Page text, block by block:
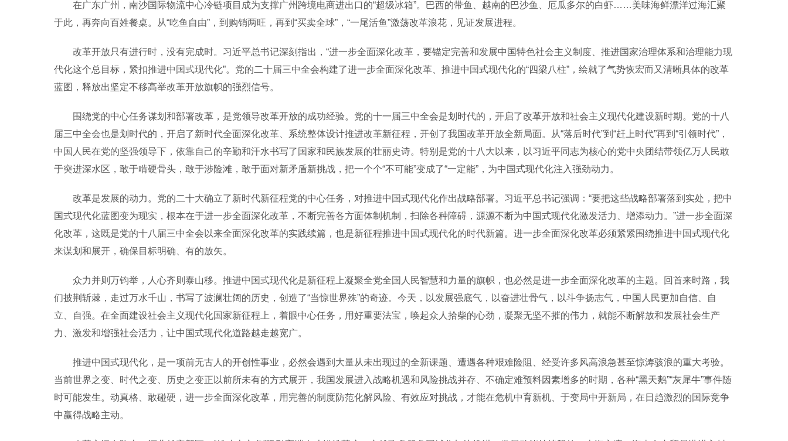
在广东广州，南沙国际物流中心冷链项目成为支撑广州跨境电商进出口的“超级冰箱”。巴西的带鱼、越南的巴沙鱼、厄瓜多尔的白虾……美味海鲜漂洋过海汇聚
于此，再奔向百姓餐桌。从“吃鱼自由”，到购销两旺，再到“买卖全球”，“一尾活鱼”激荡改革浪花，见证发展进程。
改革开放只有进行时，没有完成时。习近平总书记深刻指出，“进一步全面深化改革，要锚定完善和发展中国特色社会主义制度、推进国家治理体系和治理能力现
代化这个总目标，紧扣推进中国式现代化”。党的二十届三中全会构建了进一步全面深化改革、推进中国式现代化的“四梁八柱”，绘就了气势恢宏而又清晰具体的改革
蓝图，释放出坚定不移高举改革开放旗帜的强烈信号。
围绕党的中心任务谋划和部署改革，是党领导改革开放的成功经验。党的十一届三中全会是划时代的，开启了改革开放和社会主义现代化建设新时期。党的十八
届三中全会也是划时代的，开启了新时代全面深化改革、系统整体设计推进改革新征程，开创了我国改革开放全新局面。从“落后时代”到“赶上时代”再到“引领时代”，
中国人民在党的坚强领导下，依靠自己的辛勤和汗水书写了国家和民族发展的壮丽史诗。特别是党的十八大以来，以习近平同志为核心的党中央团结带领亿万人民敢
于突进深水区，敢于啃硬骨头，敢于涉险滩，敢于面对新矛盾新挑战，把一个个“不可能”变成了“一定能”，为中国式现代化注入强劲动力。
改革是发展的动力。党的二十大确立了新时代新征程党的中心任务，对推进中国式现代化作出战略部署。习近平总书记强调：“要把这些战略部署落到实处，把中
国式现代化蓝图变为现实，根本在于进一步全面深化改革，不断完善各方面体制机制，扫除各种障碍，源源不断为中国式现代化激发活力、增添动力。”进一步全面深
化改革，这既是党的十八届三中全会以来全面深化改革的实践续篇，也是新征程推进中国式现代化的时代新篇。进一步全面深化改革必须紧紧围绕推进中国式现代化
来谋划和展开，确保目标明确、有的放矢。
众力并则万钧举，人心齐则泰山移。推进中国式现代化是新征程上凝聚全党全国人民智慧和力量的旗帜，也必然是进一步全面深化改革的主题。回首来时路，我
们披荆斩棘，走过万水千山，书写了波澜壮阔的历史，创造了“当惊世界殊”的奇迹。今天，以发展强底气，以奋进壮骨气，以斗争扬志气，中国人民更加自信、自
立、自强。在全面建设社会主义现代化国家新征程上，着眼中心任务，用好重要法宝，唤起众人拾柴的心劲，凝聚无坚不摧的伟力，就能不断解放和发展社会生产
力、激发和增强社会活力，让中国式现代化道路越走越宽广。
推进中国式现代化，是一项前无古人的开创性事业，必然会遇到大量从未出现过的全新课题、遭遇各种艰难险阻、经受许多风高浪急甚至惊涛骇浪的重大考验。
当前世界之变、时代之变、历史之变正以前所未有的方式展开，我国发展进入战略机遇和风险挑战并存、不确定难预料因素增多的时期，各种“黑天鹅”“灰犀牛”事件随
时可能发生。动真格、敢碰硬，进一步全面深化改革，用完善的制度防范化解风险、有效应对挑战，才能在危机中育新机、于变局中开新局，在日趋激烈的国际竞争
中赢得战略主动。